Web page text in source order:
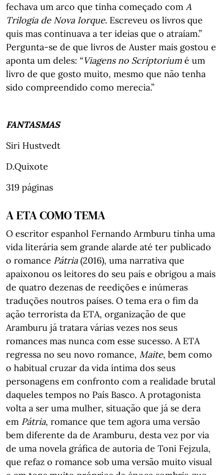
fechava um arco que tinha começado com A
Trilogia de Nova Iorque. Escreveu os livros que
quis mas continuava a ter ideias que o atraíam.”
Pergunta-se de que livros de Auster mais gostou e
aponta um deles: “Viagens no Scriptorium é um
livro de que gosto muito, mesmo que não tenha
sido compreendido como merecia.”
FANTASMAS
Siri Hustvedt
D.Quixote
319 páginas
A ETA COMO TEMA
O escritor espanhol Fernando Armburu tinha uma
vida literária sem grande alarde até ter publicado
o romance Pátria(2016), uma narrativa que
apaixonou os leitores do seu país e obrigou a mais
de quatro dezenas de reedições e inúmeras
traduções noutros países. O tema era o fim da
ação terrorista da ETA, organização de que
Aramburu já tratara várias vezes nos seus
romances mas nunca com esse sucesso. A ETA
regressa no seu novo romance, Maite, bem como
o habitual cruzar da vida íntima dos seus
personagens em confronto com a realidade brutal
daqueles tempos no País Basco. A protagonista
volta a ser uma mulher, situação que já se dera
em Pátria, romance que tem agora uma versão
bem diferente da de Aramburu, desta vez por via
de uma novela gráfica de autoria de Toni Fejzula,
que refaz o romance sob uma versão muito visual